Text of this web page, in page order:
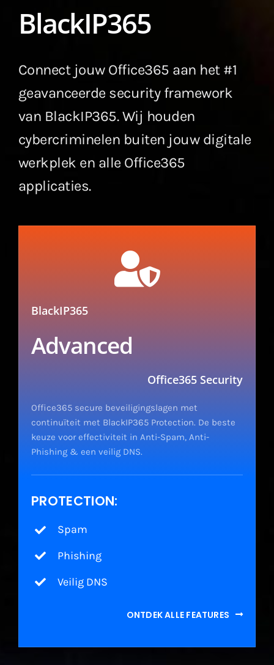
BlackIP365
Connect jouw Office365 aan het #1
geavanceerde security framework
van BlackIP365. Wij houden
cybercriminelen buiten jouw digitale
werkplek en alle Office365
applicaties.
BlackIP365
Advanced
Office365 Security
Office365 secure beveiligingslagen met
continuïteit met BlackIP365 Protection. De beste
keuze voor effectiviteit in Anti-Spam, Anti-
Phishing & een veilig DNS.
PROTECTION:
Spam
Phishing
Veilig DNS
ONTDEK ALLE FEATURES